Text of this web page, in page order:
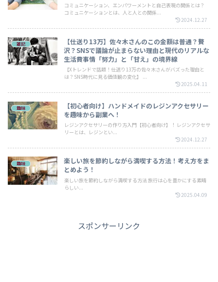
コミュニケーション、エンパワーメントと自己表現の関係とは？
コミュニケーションとは、人と人との関係...
2024.12.27
雑記
【仕送り13万】佐々木さんのこの金額は普通？贅
沢？SNSで議論が止まらない理由と現代のリアルな
生活費事情「努力」と「甘え」の境界線
【Xトレンドで話題！仕送り13万の佐々木さんがバズった理由と
は？SNS時代に見る価値観の変化】 ...
2025.04.11
趣味
【初心者向け】ハンドメイドのレジンアクセサリー
を趣味から副業へ！
レジンアクセサリーの作り方入門【初心者向け】！ レジンアクセサ
リーとは、レジンとい...
2024.12.27
趣味
楽しい旅を節約しながら満喫する方法！考え方をま
とめよう！
楽しい旅を節約しながら満喫する方法 旅行は心を豊かにする素晴
らしい...
2025.04.09
スポンサーリンク